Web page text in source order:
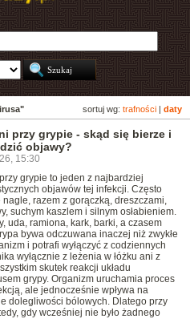
sortuj wg: trafności daty
przy grypie - skąd się bierze i
objawy?
15:30
grypie to jeden z najbardziej
objawów tej infekcji. Często
razem z gorączką, dreszczami,
suchym kaszlem i silnym osłabieniem.
uda, ramiona, kark, barki, a czasem
bywa odczuwana inaczej niż zwykłe
i potrafi wyłączyć z codziennych
wyłącznie z leżenia w łóżku ani z
skutek reakcji układu
grypy. Organizm uruchamia proces
ale jednocześnie wpływa na
dolegliwości bólowych. Dlatego przy
gdy wcześniej nie było żadnego